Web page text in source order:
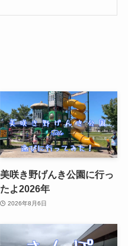
美咲き野げんき公園に行っ
たよ2026年
2026年8月6日